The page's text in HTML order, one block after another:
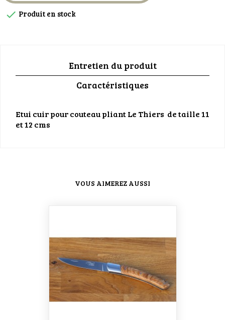
 Produit en stock
Entretien du produit
Caractéristiques
Etui cuir pour couteau pliant Le Thiers de taille 11
et 12 cms
VOUS AIMEREZ AUSSI